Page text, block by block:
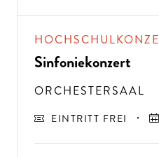
Sinfoniekonzert
ORCHESTERSAAL
EINTRITT FREI